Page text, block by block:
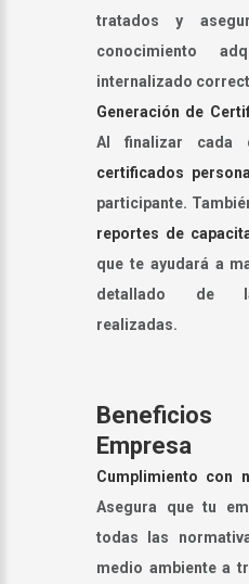
tratados y
conocimiento
internalizado
Generación de
Al finalizar cada
certificados
participante.
reportes de
que te ayudará a
detallado de
realizadas.
Empresa
Cumplimiento con
Asegura que tu
todas las
medio ambiente a